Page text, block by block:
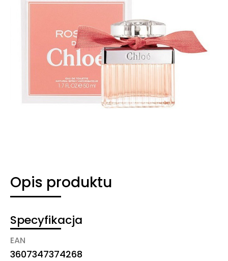
Opis produktu
Specyfikacja
EAN
3607347374268